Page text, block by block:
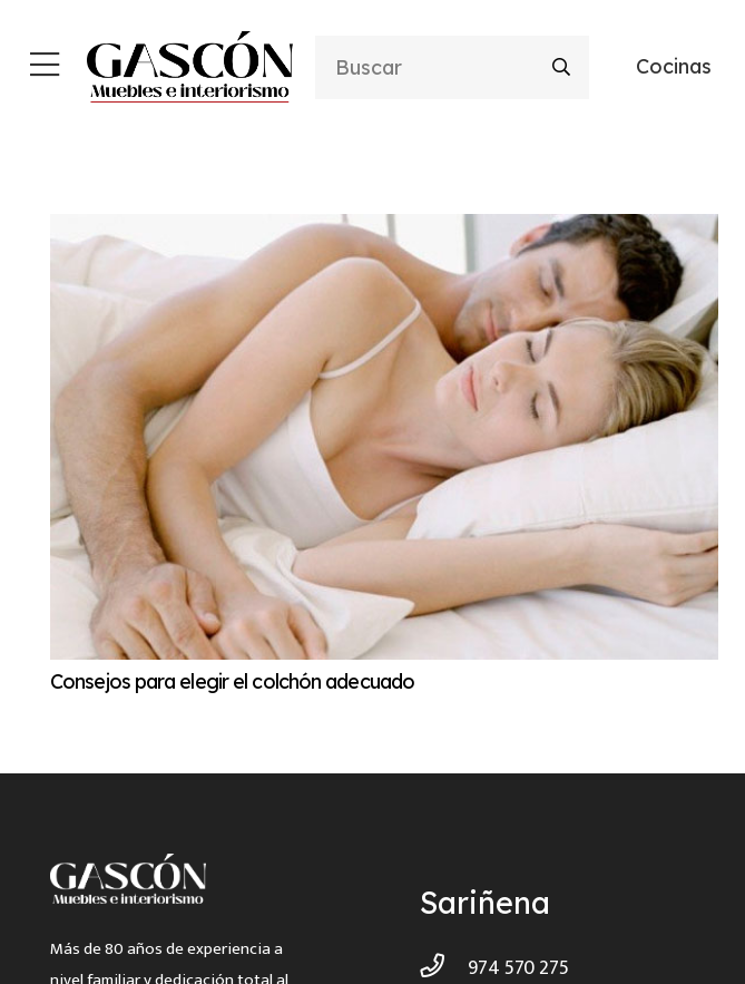
Cocinas
Consejos para elegir el colchón adecuado
Más de 80 años de experiencia a
Sariñena
974 570 275